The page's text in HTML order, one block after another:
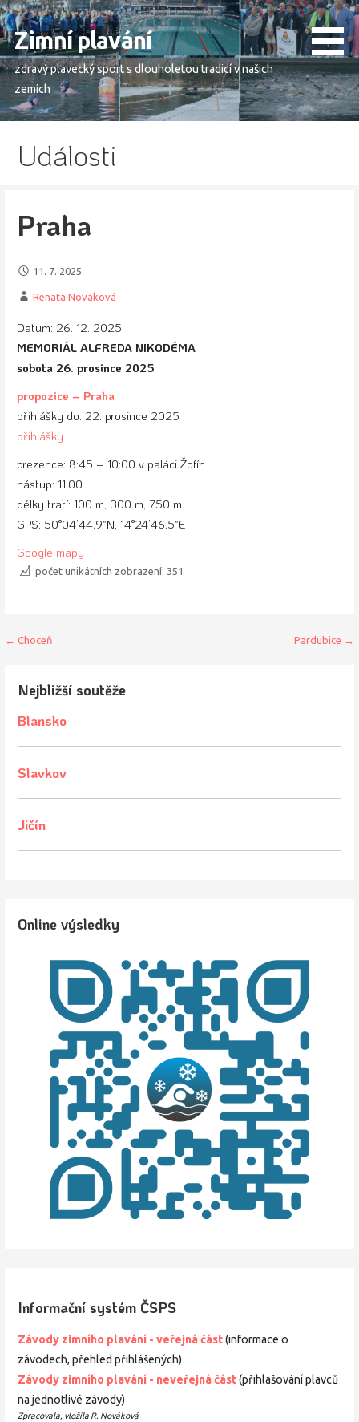
Skip
to
content
Zimní plavání
zdravý plavecký sport s dlouholetou tradicí v našich
zemích
Události
Praha
11. 7. 2025
Renata Nováková
Datum: 26. 12. 2025
MEMORIÁL ALFREDA NIKODÉMA
sobota 26. prosince 2025
propozice – Praha
přihlášky do: 22. prosince 2025
přihlášky
prezence: 8:45 – 10:00 v paláci Žofín
nástup: 11:00
délky tratí: 100 m, 300 m, 750 m
GPS: 50°04’44.9″N, 14°24’46.5″E
Google mapy
počet unikátních zobrazení: 351
Navigace
příspěvek
← Choceň Pardubice →
Nejbližší soutěže
Blansko
Slavkov
Jičín
Online výsledky
Informační systém ČSPS
Závody zimního plavání - veřejná část (informace o
závodech, přehled přihlášených)
Závody zimního plavání - neveřejná část(přihlašování plavců
na jednotlivé závody)
Zpracovala, vložila R. Nováková